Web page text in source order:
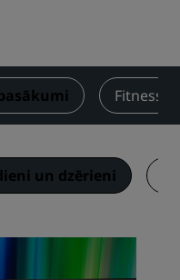
Fitness
un dzērieni